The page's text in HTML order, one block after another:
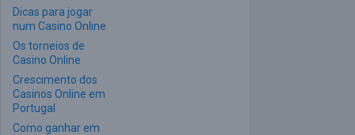
Dicas para jogar
num Casino Online
Os torneios de
Casino Online
Crescimento dos
Casinos Online em
Portugal
Como ganhar em